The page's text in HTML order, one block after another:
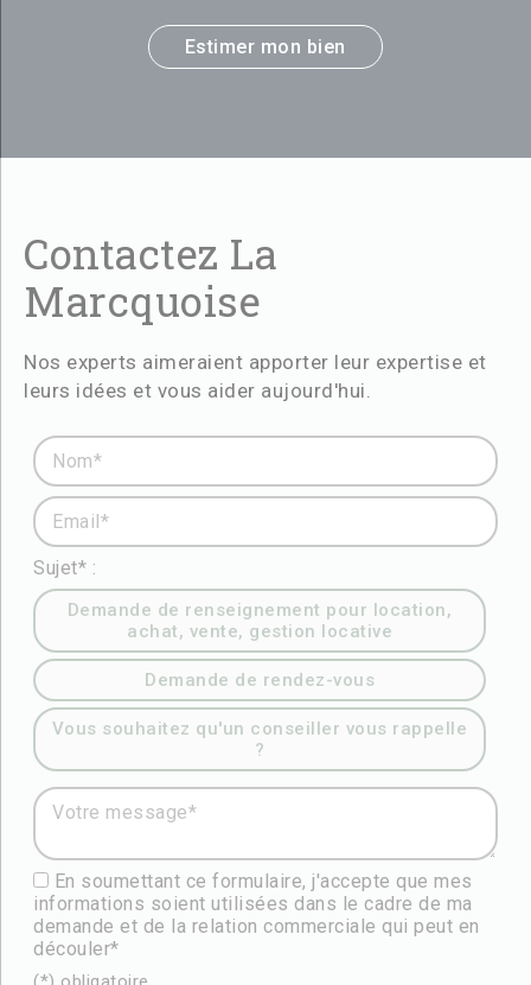
Estimer mon bien
Contactez La
Marcquoise
Nos experts aimeraient apporter leur expertise et
leurs idées et vous aider aujourd'hui.
Nom* :
Email* :
Sujet* :
Demande de renseignement pour location,
achat, vente, gestion locative
Demande de rendez-vous
Vous souhaitez qu'un conseiller vous rappelle
?
Votre message* :
En soumettant ce formulaire, j'accepte que mes
informations soient utilisées dans le cadre de ma
demande et de la relation commerciale qui peut en
découler*